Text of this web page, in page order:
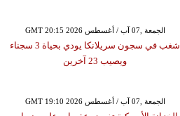
GMT 20:15 2026 الجمعة ,07 آب / أغسطس
شغب في سجون سريلانكا يودي بحياة 3 سجناء
ويصيب 23 آخرين
GMT 19:10 2026 الجمعة ,07 آب / أغسطس